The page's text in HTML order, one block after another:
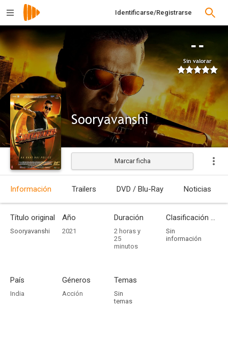
Identificarse/Registrarse
--
Sin valorar
Sooryavanshi
Marcar ficha
Información Trailers DVD / Blu-Ray Noticias
Título original
Sooryavanshi
Año
2021
Duración
2 horas y
25
minutos
Clasificación por edades
Sin
información
País
India
Géneros
Acción
Temas
Sin
temas